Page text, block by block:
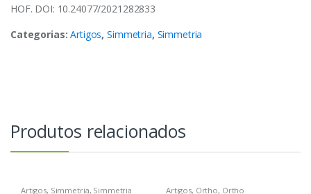
HOF. DOI: 10.24077/2021282833
Categorias:Artigos,Simmetria, Simmetria
Produtos relacionados
Artigos, Simmetria, Simmetria Artigos, Ortho, Ortho